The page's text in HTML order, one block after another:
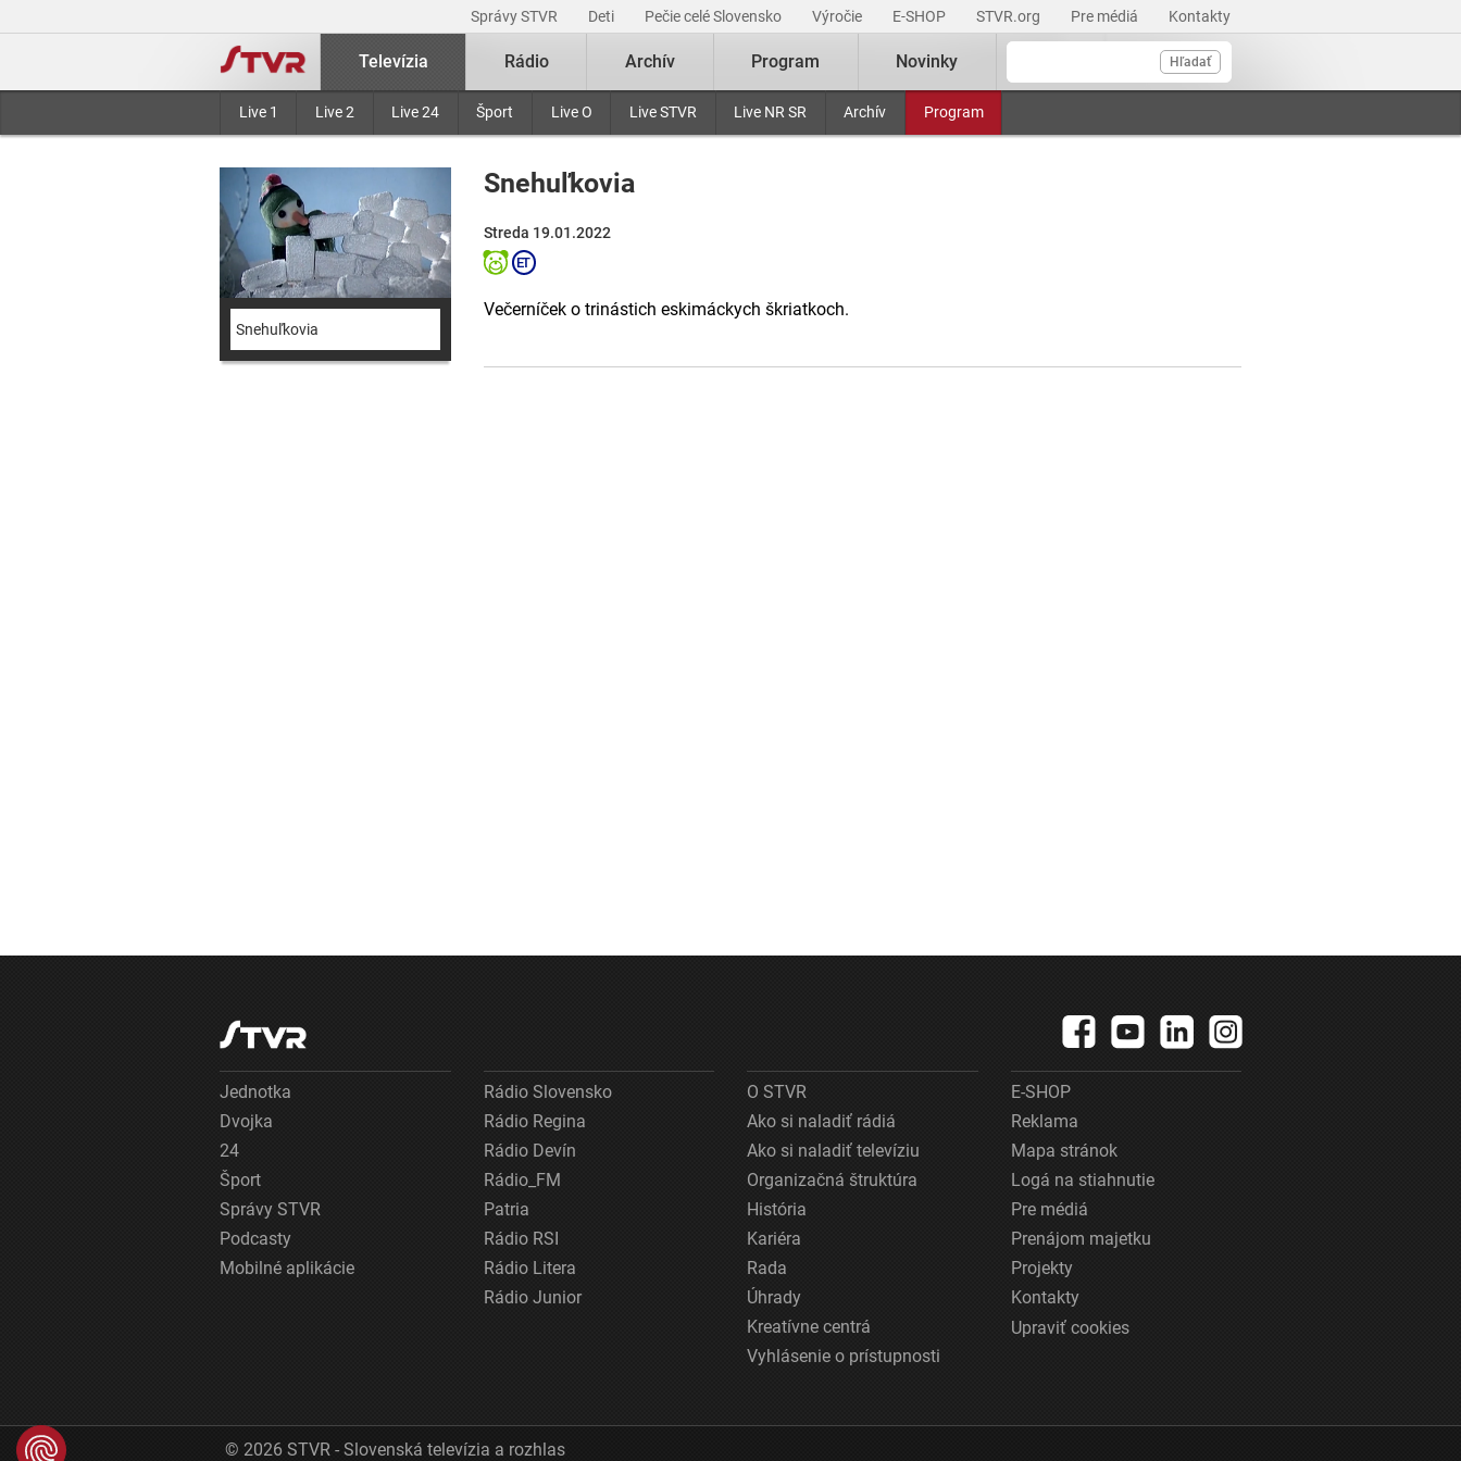
Správy STVR Deti Pečie celé Slovensko Výročie E-SHOP STVR.org Pre médiá Kontakty
Hľadať
Televízia
Live 1 Live 2 Live 24 Šport Live O Live STVR Live NR SR Archív Program
Rádio Archív Program Novinky
Snehuľkovia
Snehuľkovia
Streda 19.01.2022
Večerníček o trinástich eskimáckych škriatkoch.
Jednotka
Dvojka
24
Šport
Správy STVR
Podcasty
Mobilné aplikácie
Rádio Slovensko
Rádio Regina
Rádio Devín
Rádio_FM
Patria
Rádio RSI
Rádio Litera
Rádio Junior
O STVR
Ako si naladiť rádiá
Ako si naladiť televíziu
Organizačná štruktúra
História
Kariéra
Rada
Úhrady
Kreatívne centrá
Vyhlásenie o prístupnosti
E-SHOP
Reklama
Mapa stránok
Logá na stiahnutie
Pre médiá
Prenájom majetku
Projekty
Kontakty
Upraviť cookies
© 2026 STVR - Slovenská televízia a rozhlas